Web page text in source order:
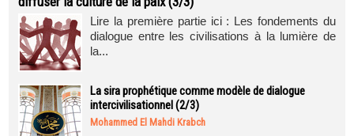
Lire la première partie ici : Les fondements du
dialogue entre les civilisations à la lumière de
la...
La sira prophétique comme modèle de dialogue
intercivilisationnel (2/3)
Mohammed El Mahdi Krabch